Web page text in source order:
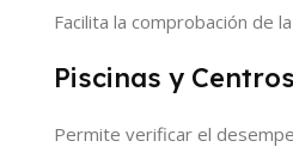
Facilita la comprobación de
Piscinas y
Permite verificar el